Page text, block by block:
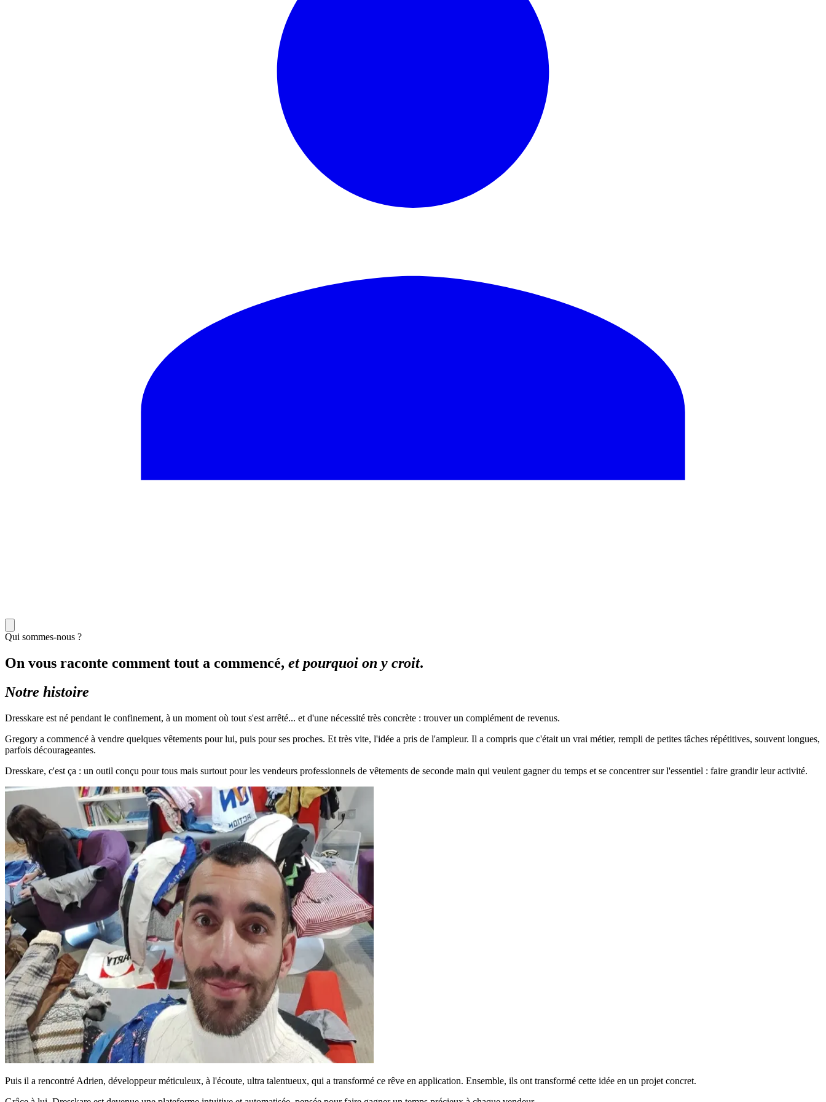
Qui sommes-nous ?
On vous raconte comment tout a commencé, et pourquoi on y croit.
Notre histoire
Dresskare est né pendant le confinement, à un moment où tout s'est arrêté... et d'une nécessité très concrète : trouver un complément de revenus.
Gregory a commencé à vendre quelques vêtements pour lui, puis pour ses proches. Et très vite, l'idée a pris de l'ampleur. Il a compris que c'était un vrai métier, rempli de petites tâches répétitives, souvent longues,
parfois décourageantes.
Dresskare, c'est ça : un outil conçu pour tous mais surtout pour les vendeurs professionnels de vêtements de seconde main qui veulent gagner du temps et se concentrer sur l'essentiel : faire grandir leur activité.
Puis il a rencontré Adrien, développeur méticuleux, à l'écoute, ultra talentueux, qui a transformé ce rêve en application. Ensemble, ils ont transformé cette idée en un projet concret.